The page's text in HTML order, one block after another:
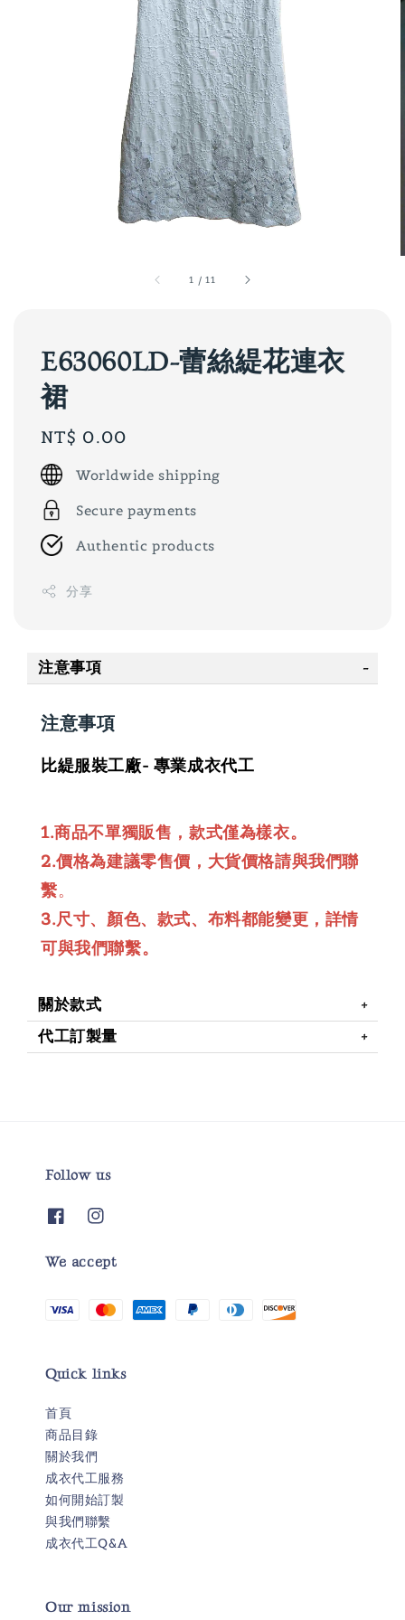
1 /11
E63060LD-蕾絲緹花連衣
裙
Regular
price
NT$ 0.00
Worldwide shipping
Secure payments
Authentic products
分享
注意事項
注意事項
比緹服裝工廠- 專業成衣代工
1.商品不單獨販售，款式僅為樣衣。
2.價格為建議零售價，大貨價格請與我們聯
繫。
3.尺寸、顏色、款式、布料都能變更，詳情
可與我們聯繫。
關於款式
代工訂製量
Follow us
We accept
Quick links
首頁
商品目錄
關於我們
成衣代工服務
如何開始訂製
與我們聯繫
成衣代工Q&A
Our mission